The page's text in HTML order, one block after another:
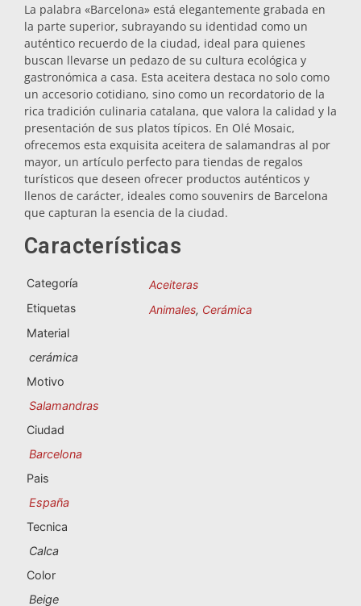
Vasos de chupito
Souvenirs por ciudad
Souvenirs de España
Souvenirs de Portugal
Souvenirs personalizados
A Coruña
Albacete
Alicante
Almería
Badajoz
Barcelona
Benidorm
La palabra «Barcelona» está elegantemente grabada en
la parte superior, subrayando su identidad como un
auténtico recuerdo de la ciudad, ideal para quienes
buscan llevarse un pedazo de su cultura ecológica y
gastronómica a casa. Esta aceitera destaca no solo como
un accesorio cotidiano, sino como un recordatorio de la
rica tradición culinaria catalana, que valora la calidad y la
presentación de sus platos típicos. En Olé Mosaic,
ofrecemos esta exquisita aceitera de salamandras al por
mayor, un artículo perfecto para tiendas de regalos
turísticos que deseen ofrecer productos auténticos y
llenos de carácter, ideales como souvenirs de Barcelona
que capturan la esencia de la ciudad.
Características
Categoría
Aceiteras
Etiquetas
Animales, Cerámica
Material
cerámica
Motivo
Salamandras
Ciudad
Barcelona
Pais
España
Tecnica
Calca
Color
Beige